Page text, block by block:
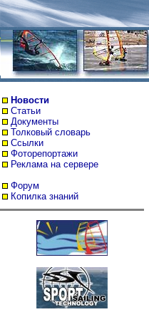
Новости
Статьи
Документы
Толковый словарь
Ссылки
Фоторепортажи
Реклама на сервере
Форум
Копилка знаний